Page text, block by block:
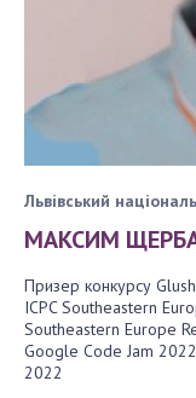
Львівський
МАКСИМ
Призер конкурсу
ICPC Southeastern
Southeastern Europe
Google Code Jam
2022